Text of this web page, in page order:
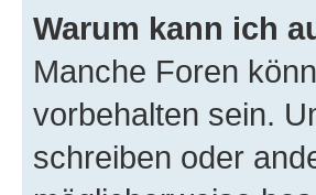
Warum kann ich
Manche Foren
vorbehalten sein.
schreiben oder